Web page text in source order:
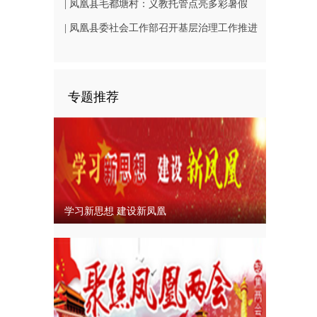
（B1402-3）
相凤凰古城从文广场
| 凤凰县毛都塘村：义教托管点亮多彩暑假
| 凤凰县委社会工作部召开基层治理工作推进
专题推荐
学习新思想 建设新凤凰